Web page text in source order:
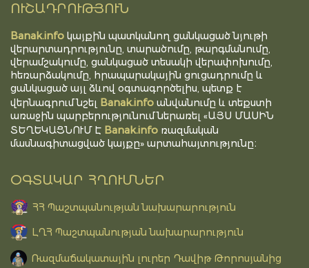
ՈՒՇԱԴՐՈՒԹՅՈՒՆ
Banak.info կայքին պատկանող ցանկացած նյութի
վերարտադրությունը, տարածումը, թարգմանումը,
վերամշակումը, ցանկացած տեսակի վերափոխումը,
հեռարձակումը, հրապարակային ցուցադրումը և
ցանկացած այլ ձևով օգտագործելիս, պետք է
վերնագրում նշել Banak.info անվանումը և տեքստի
առաջին պարբերությունում ներառել «ԱՅՍ ՄԱՍԻՆ
ՏԵՂԵԿԱՑՆՈՒՄ Է Banak.info ռազմական
մասնագիտացված կայքը» արտահայտությունը։
ՕԳՏԱԿԱՐ ՀՂՈՒՄՆԵՐ
ՀՀ Պաշտպանության նախարարություն
ԼՂՀ Պաշտպանության նախարարություն
Ռազմաճակատային լուրեր Դավիթ Թորոսյանից